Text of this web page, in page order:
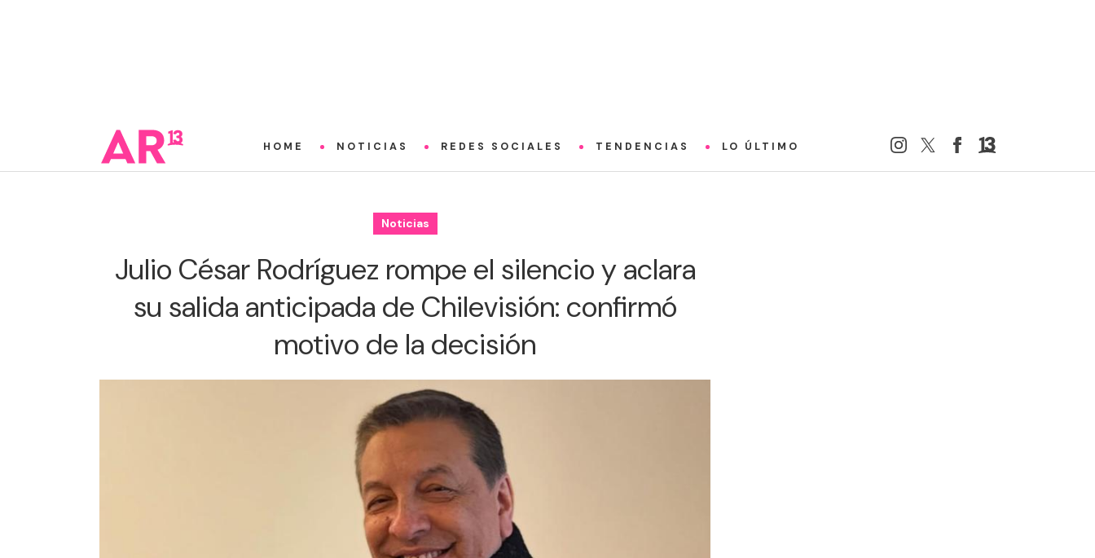
HOME NOTICIAS REDES SOCIALES TENDENCIAS LO ÚLTIMO
Noticias
Julio César Rodríguez rompe el silencio y aclara
su salida anticipada de Chilevisión: confirmó
motivo de la decisión